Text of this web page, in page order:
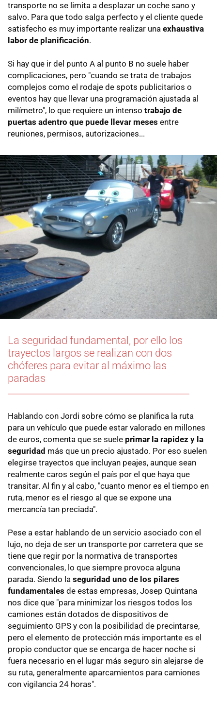
transporte no se limita a desplazar un coche sano y
salvo. Para que todo salga perfecto y el cliente quede
satisfecho es muy importante realizar una exhaustiva
labor de planificación.
Si hay que ir del punto A al punto B no suele haber
complicaciones, pero "cuando se trata de trabajos
complejos como el rodaje de spots publicitarios o
eventos hay que llevar una programación ajustada al
milímetro", lo que requiere un intenso trabajo de
puertas adentro que puede llevar meses entre
reuniones, permisos, autorizaciones...
La seguridad fundamental, por ello los
trayectos largos se realizan con dos
chóferes para evitar al máximo las
paradas
Hablando con Jordi sobre cómo se planifica la ruta
para un vehículo que puede estar valorado en millones
de euros, comenta que se suele primar la rapidez y la
seguridad más que un precio ajustado. Por eso suelen
elegirse trayectos que incluyan peajes, aunque sean
realmente caros según el país por el que haya que
transitar. Al fin y al cabo, "cuanto menor es el tiempo en
ruta, menor es el riesgo al que se expone una
mercancía tan preciada".
Pese a estar hablando de un servicio asociado con el
lujo, no deja de ser un transporte por carretera que se
tiene que regir por la normativa de transportes
convencionales, lo que siempre provoca alguna
parada. Siendo la seguridad uno de los pilares
fundamentales de estas empresas, Josep Quintana
nos dice que "para minimizar los riesgos todos los
camiones están dotados de dispositivos de
seguimiento GPS y con la posibilidad de precintarse,
pero el elemento de protección más importante es el
propio conductor que se encarga de hacer noche si
fuera necesario en el lugar más seguro sin alejarse de
su ruta, generalmente aparcamientos para camiones
con vigilancia 24 horas".